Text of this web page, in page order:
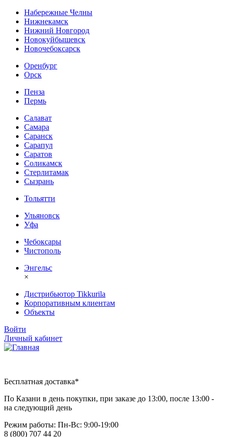
Набережные Челны
Нижнекамск
Нижний Новгород
Новокуйбышевск
Новочебоксарск
Оренбург
Орск
Пенза
Пермь
Салават
Самара
Саранск
Сарапул
Саратов
Соликамск
Стерлитамак
Сызрань
Тольятти
Ульяновск
Уфа
Чебоксары
Чистополь
Энгельс
×
Дистрибьютор Tikkurila
Корпоративным клиентам
Объекты
Войти
Личный кабинет
Бесплатная доставка*
По Казани в день покупки, при заказе до 13:00, после 13:00 -
на следующий день
Режим работы: Пн-Вc: 9:00-19:00
8 (800) 707 44 20